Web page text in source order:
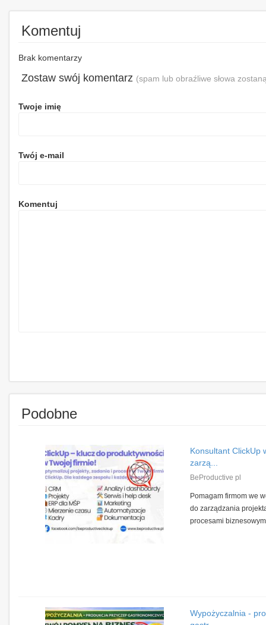
Komentuj
Brak komentarzy
Zostaw swój komentarz (spam lub obraźliwe słowa
Twoje imię
Twój e-mail
Komentuj
Podobne
Konsultant ClickUp
zarzą...
BeProductive pl
Pomagam firmom we
do zarządzania
procesami
Wypożyczalnia -